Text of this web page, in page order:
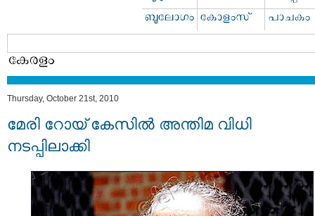
Thursday, October 21st, 2010
മേരി റോയ്‌ കേസില്‍ അന്തിമ വിധി
നടപ്പിലാക്കി